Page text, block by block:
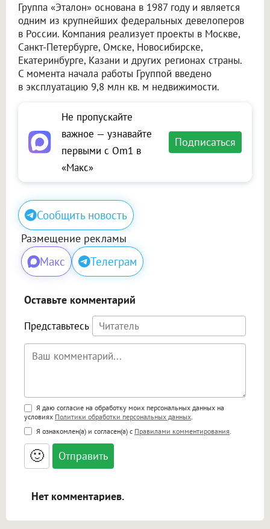
Группа «Эталон» основана в 1987 году и является
одним из крупнейших федеральных девелоперов
в России. Компания реализует проекты в Москве,
Санкт-Петербурге, Омске, Новосибирске,
Екатеринбурге, Казани и других регионах страны.
С момента начала работы Группой введено
в эксплуатацию 9,8 млн кв. м недвижимости.
Не пропускайте
важное — узнавайте
первыми с Om1 в
«Макс»
Подписаться
Сообщить новость
Размещение рекламы
Макс Телеграм
Оставьте комментарий
Представьтесь
Поддержка HTML
<b>, <strong>, <u>, <i>, <em>, <s>, <big>,
<small>, <sup>, <sub>, <pre>, <ul>, <ol>, <li>,
<blockquote>, <code> экранирует HTML,
адреса URL автоматически становятся
ссылками, и [img]адрес[/img] будет
Я даю согласие на обработку моих персональных данных на
условиях Политики обработки персональных данных
Я ознакомлен(а) и согласен(а) с Правилами комментирования
🙂
Нет комментариев.